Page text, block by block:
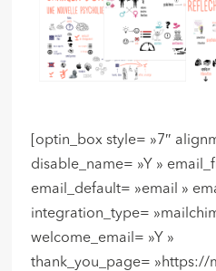
[optin_box style= »7″
disable_name= »Y »
email_default= »email »
integration_type=
welcome_email= »Y »
thank_you_page=